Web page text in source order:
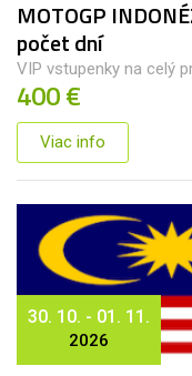
MOTOGP
počet dní
VIP vstupenky na celý
400 €
Viac info
30. 10. - 01. 11.
2026